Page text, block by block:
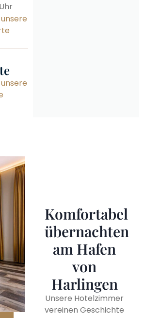
Uhr
Komfortabel
übernachten
am Hafen
von
Harlingen
Unsere Hotelzimmer
vereinen Geschichte